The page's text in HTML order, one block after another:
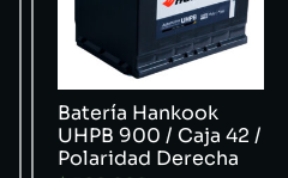
Batería Hankook
UHPB 900 / Caja 42 /
Polaridad Derecha